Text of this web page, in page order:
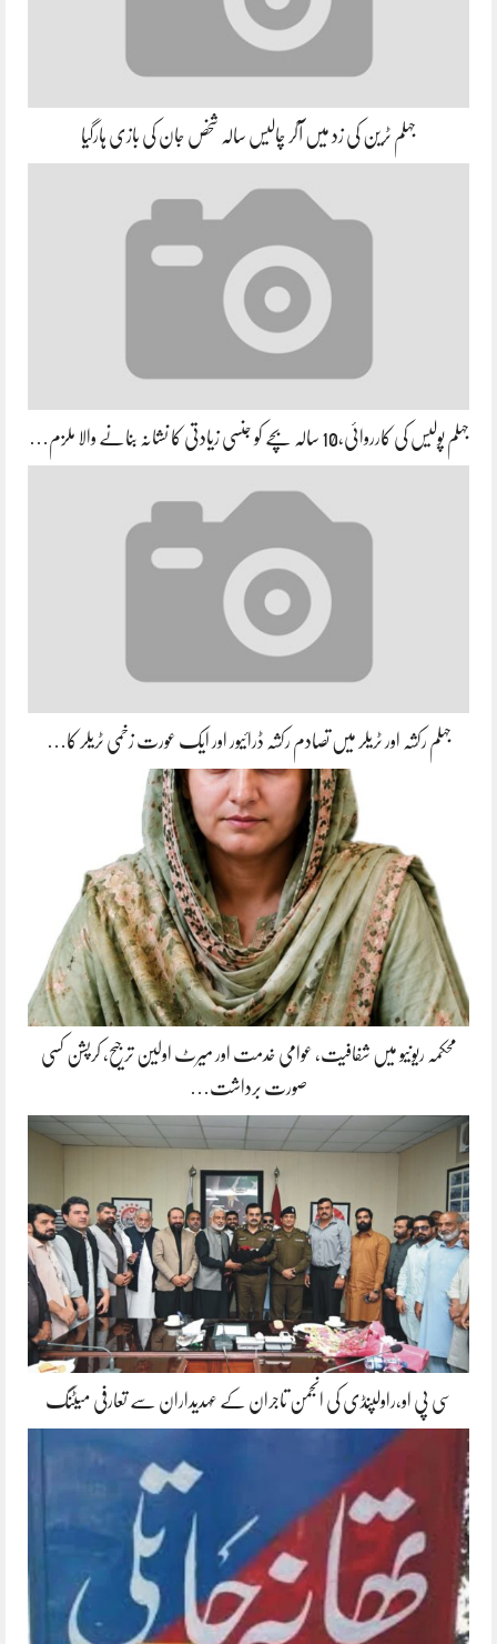
جہلم ٹرین کی زد میں آکر چالیس سالہ شخص جان کی بازی ہارگیا
جہلم پولیس کی کارروائی،10 سالہ بچے کو جنسی زیادتی کا نشانہ بنانے والا ملزم…
جہلم رکشہ اور ٹریلر میں تصادم رکشہ ڈرائیور اور ایک عورت زخمی ٹریلر کا…
محکمہ ریونیو میں شفافیت، عوامی خدمت اور میرٹ اولین ترجیح، کرپشن کسی
صورت برداشت…
سی پی او،راولپنڈی کی انجمن تاجران کے عہدیداران سے تعارفی میٹنگ